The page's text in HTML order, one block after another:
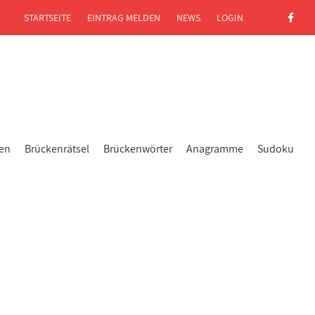
Brückenrätsel Brückenwörter Anagramme Sudoku
STARTSEITE EINTRAG MELDEN NEWS LOGIN